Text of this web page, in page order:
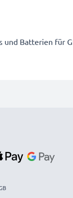
Batterien für